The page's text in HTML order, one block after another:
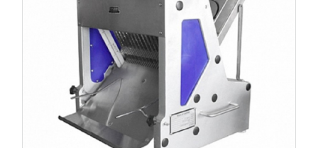
ВАКУУМ-УПАКОВОЧНАЯ МАШИНА DZ-260
33 841 RUB
Основное назначение вакуумного аппарата DZ-
260 PD – упаковка продуктов, что позволяет
продлить срок их хранения. Оборудование
имеет...
ПОДРОБНЕЕ
Добавить в сравнение